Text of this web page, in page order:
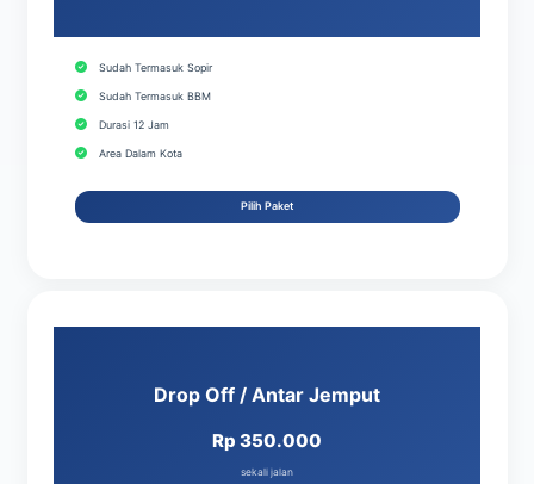
Sudah Termasuk Sopir
Sudah Termasuk BBM
Durasi 12 Jam
Area Dalam Kota
Pilih Paket
Drop Off / Antar Jemput
Rp 350.000
sekali jalan